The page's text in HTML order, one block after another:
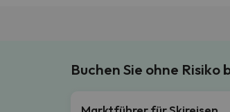
Buchen Sie ohne Risiko